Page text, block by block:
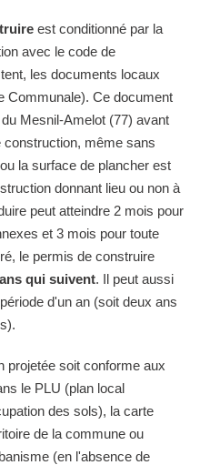
est conditionné par la
avec le code de
les documents locaux
Communale). Ce document
Mesnil-Amelot (77) avant
construction, même sans
la surface de plancher est
donnant lieu ou non à
peut atteindre 2 mois pour
et 3 mois pour toute
le permis de construire
qui suivent. Il peut aussi
d'un an (soit deux ans
projetée soit conforme aux
le PLU (plan local
des sols), la carte
de la commune ou
(en l'absence de